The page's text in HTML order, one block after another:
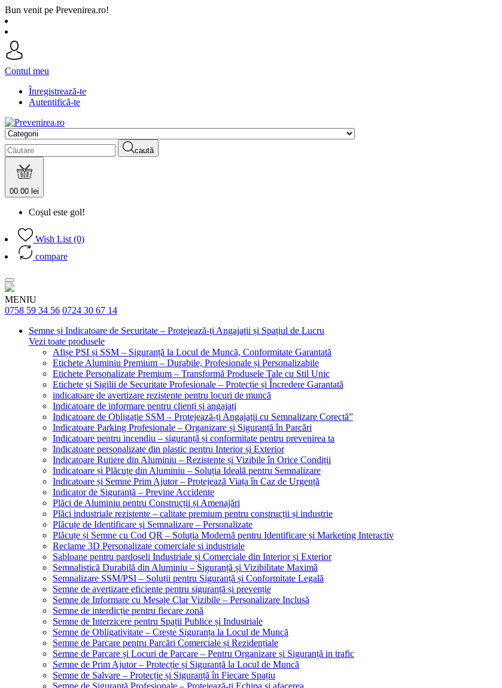
Bun venit pe Prevenirea.ro!
Contul meu
Înregistrează-te
Autentifică-te
caută
00.00 lei
Coșul este gol!
Wish List (0)
compare
MENIU
0758 59 34 56 0724 30 67 14
Semne și Indicatoare de Securitate – Protejează-ți Angajații și Spațiul de Lucru
Vezi toate produsele
Afișe PSI și SSM – Siguranță la Locul de Muncă, Conformitate Garantată
Etichete Aluminiu Premium – Durabile, Profesionale și Personalizabile
Etichete Personalizate Premium – Transformă Produsele Tale cu Stil Unic
Etichete și Sigilii de Securitate Profesionale – Protecție și Încredere Garantată
indicatoare de avertizare rezistente pentru locuri de muncă
Indicatoare de informare pentru clienți și angajați
Indicatoare de Obligație SSM – Protejează-ți Angajații cu Semnalizare Corectă”
Indicatoare Parking Profesionale – Organizare și Siguranță în Parcări
Indicatoare pentru incendiu – siguranță și conformitate pentru prevenirea ta
Indicatoare personalizate din plastic pentru Interior și Exterior
Indicatoare Rutiere din Aluminiu – Rezistente și Vizibile în Orice Condiții
Indicatoare și Plăcuțe din Aluminiu – Soluția Ideală pentru Semnalizare
Indicatoare și Semne Prim Ajutor – Protejează Viața în Caz de Urgență
Indicator de Siguranță – Previne Accidente
Plăci de Aluminiu pentru Construcții și Amenajări
Plăci industriale rezistente – calitate premium pentru construcții și industrie
Plăcuțe de Identificare și Semnalizare – Personalizate
Plăcuțe și Semne cu Cod QR – Soluția Modernă pentru Identificare și Marketing Interactiv
Reclame 3D Personalizate comerciale si industriale
Sabloane pentru pardoseli Industriale și Comerciale din Interior și Exterior
Semnalistică Durabilă din Aluminiu – Siguranță și Vizibilitate Maximă
Semnalizare SSM/PSI – Soluții pentru Siguranță și Conformitate Legală
Semne de avertizare eficiente pentru siguranță și prevenție
Semne de Informare cu Mesaje Clar Vizibile – Personalizare Inclusă
Semne de interdicție pentru fiecare zonă
Semne de Interzicere pentru Spații Publice și Industriale
Semne de Obligativitate – Crește Siguranța la Locul de Muncă
Semne de Parcare pentru Parcări Comerciale și Rezidențiale
Semne de Parcare și Locuri de Parcare – Pentru Organizare și Siguranță in trafic
Semne de Prim Ajutor – Protecție și Siguranță la Locul de Muncă
Semne de Salvare – Protecție și Siguranță în Fiecare Spațiu
Semne de Siguranță Profesionale – Protejează-ți Echipa și afacerea